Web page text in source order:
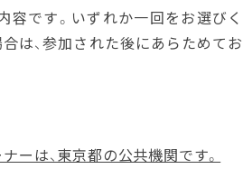
です。いずれか一回をお選びく
は、参加された後にあらためてお
ーは、東京都の公共機関です。